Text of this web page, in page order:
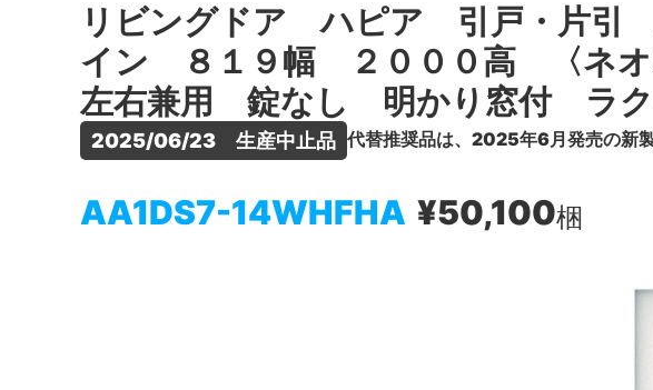
リビングドア ハピア 引戸・片
イン ８１９幅 ２０００高 〈ネ
左右兼用 錠なし 明かり窓付 ラク
2025/06/23　生産中止品 代替推奨品は、2025年6月発売の新製
AA1DS7-14WHFHA ¥50,100梱